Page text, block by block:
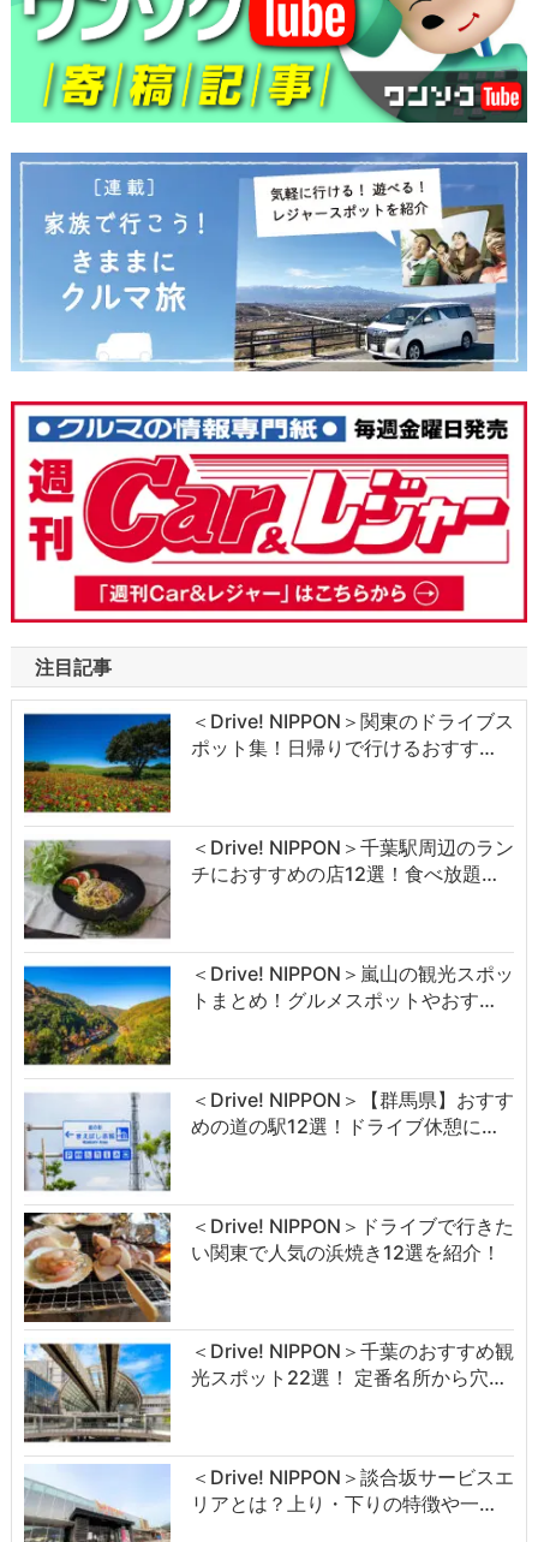
注目記事
＜Drive! NIPPON＞関東のドライブス
ポット集！日帰りで行けるおすす…
＜Drive! NIPPON＞千葉駅周辺のラン
チにおすすめの店12選！食べ放題…
＜Drive! NIPPON＞嵐山の観光スポッ
トまとめ！グルメスポットやおす…
＜Drive! NIPPON＞【群馬県】おすす
めの道の駅12選！ドライブ休憩に…
＜Drive! NIPPON＞ドライブで行きた
い関東で人気の浜焼き12選を紹介！
＜Drive! NIPPON＞千葉のおすすめ観
光スポット22選！ 定番名所から穴…
＜Drive! NIPPON＞談合坂サービスエ
リアとは？上り・下りの特徴や一…